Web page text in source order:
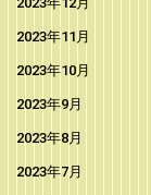
2023年11月
2023年10月
2023年9月
2023年8月
2023年7月